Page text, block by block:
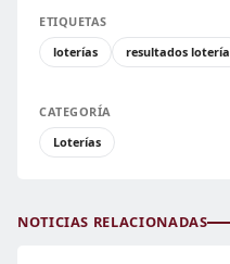
ETIQUETAS
loterías
resultados lotería
CATEGORÍA
Loterías
NOTICIAS RELACIONADAS